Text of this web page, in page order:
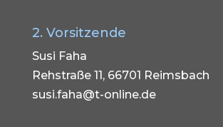
2. Vorsitzende
Susi Faha
Rehstraße 11, 66701 Reimsbach
susi.faha@t-online.de